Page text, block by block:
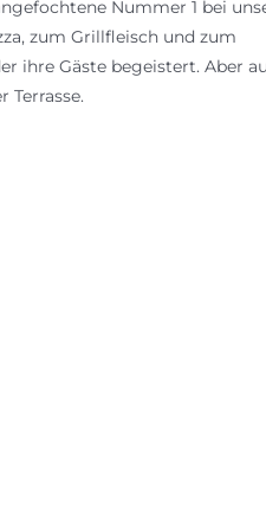
Nummer 1 bei
zum Grillfleisch und zum
ihre Gäste begeistert. Aber